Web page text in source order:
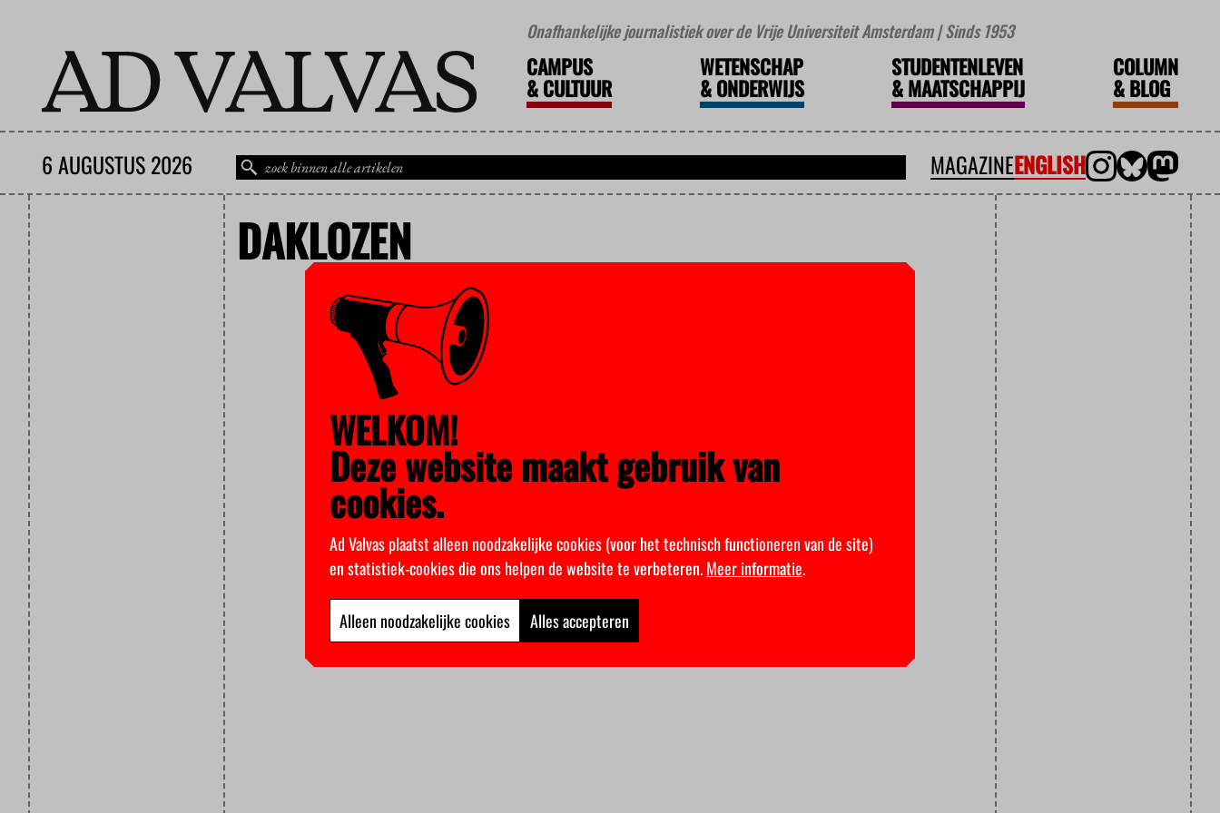
Onafhankelijke journalistiek over de Vrije Universiteit Amsterdam | Sinds 1953
CAMPUS
&CULTUUR
WETENSCHAP
&ONDERWIJS
STUDENTENLEVEN
&MAATSCHAPPIJ
COLUMN
&BLOG
6 AUGUSTUS 2026 MAGAZINEENGLISH
DAKLOZEN
WELKOM!
Deze website maakt gebruik van
cookies.
Ad Valvas plaatst alleen noodzakelijke cookies (voor het technisch functioneren van de site)
en statistiek-cookies die ons helpen de website te verbeteren.Meer informatie.
Alleen noodzakelijke cookies Alles accepteren